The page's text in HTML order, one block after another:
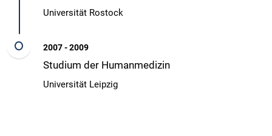
Universität Rostock
2007 - 2009
Studium der Humanmedizin
Universität Leipzig